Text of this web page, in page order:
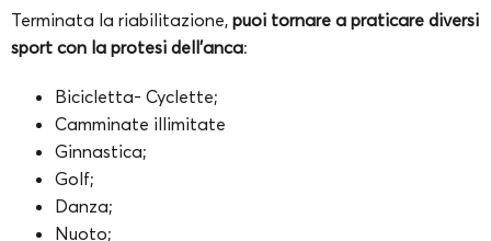
Terminata la riabilitazione, puoi tornare a praticare diversi
sport con la protesi dell’anca:
Bicicletta- Cyclette;
Camminate illimitate
Ginnastica;
Golf;
Danza;
Nuoto;